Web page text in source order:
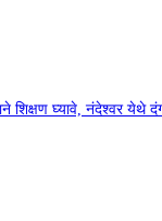
शिक्षण घ्यावे, नंदेश्वर येथे